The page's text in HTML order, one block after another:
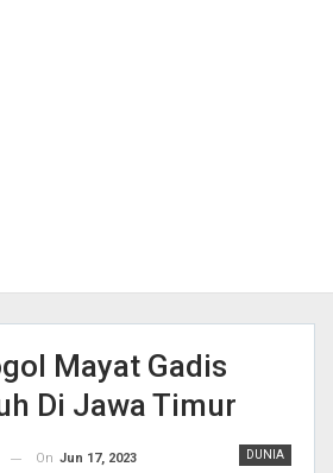
Mayat Gadis
Di Jawa Timur
DUNIA
On Jun 17, 2023